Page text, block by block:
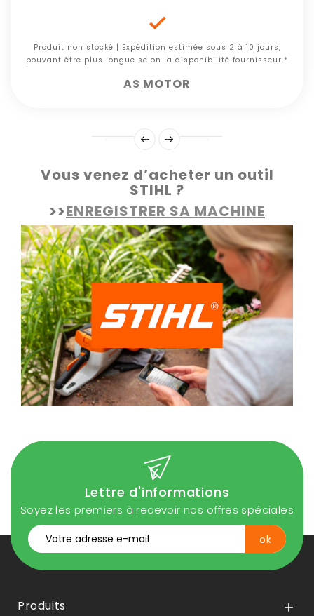

Produit non stocké | Expédition estimée sous 2 à 10 jours,
pouvant être plus longue selon la disponibilité fournisseur.*
AS MOTOR
Vous venez d’acheter un outil
STIHL ?
>>ENREGISTRER SA MACHINE
Lettre d'informations
Soyez les premiers à recevoir nos offres spéciales
Produits 